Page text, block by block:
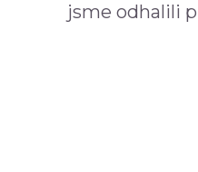
jsme odhalili